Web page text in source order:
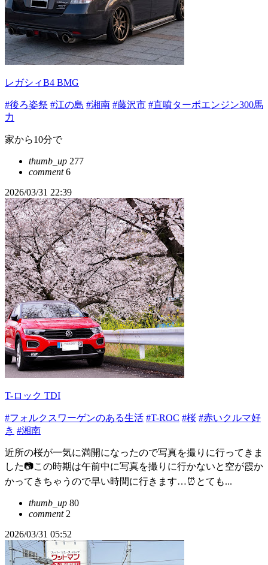
レガシィB4 BMG
#後ろ姿祭 #江の島 #湘南 #藤沢市 #直噴ターボエンジン300馬
力
家から10分で
thumb_up 277
comment6
2026/03/31 22:39
T-ロック TDI
#フォルクスワーゲンのある生活 #T-ROC #桜 #赤いクルマ好
き #湘南
近所の桜が一気に満開になったので写真を撮りに行ってきま
した📷この時期は午前中に写真を撮りに行かないと空が霞か
かってきちゃうので早い時間に行きます…⏰とても...
thumb_up 80
comment2
2026/03/31 05:52